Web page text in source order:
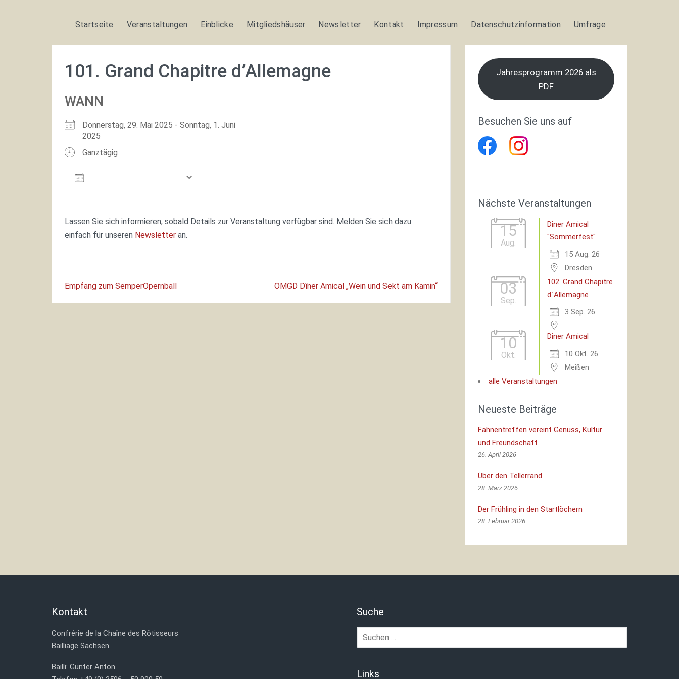
Startseite Veranstaltungen Einblicke Mitgliedshäuser Newsletter Kontakt Impressum Datenschutzinformation Umfrage
101. Grand Chapitre d’Allemagne
WANN
Donnerstag, 29. Mai 2025 - Sonntag, 1. Juni
2025
Ganztägig
Lassen Sie sich informieren, sobald Details zur Veranstaltung verfügbar sind. Melden Sie sich dazu
einfach für unseren Newsletter an.
Beitragsnavigation
Empfang zum SemperOpernball OMGD Dîner Amical „Wein und Sekt am Kamin“
Jahresprogramm 2026 als
PDF
Besuchen Sie uns auf
Nächste Veranstaltungen
15
Aug.
Dîner Amical
"Sommerfest"
15 Aug. 26
Dresden
03
Sep.
102. Grand Chapitre
d´Allemagne
3 Sep. 26
10
Okt.
Dîner Amical
10 Okt. 26
Meißen
alle Veranstaltungen
Neueste Beiträge
Fahnentreffen vereint Genuss, Kultur
und Freundschaft
26. April 2026
Über den Tellerrand
28. März 2026
Der Frühling in den Startlöchern
28. Februar 2026
Kontakt
Confrérie de la Chaîne des Rôtisseurs
Bailliage Sachsen
Bailli: Gunter Anton
Suche
Suchen
nach:
Links